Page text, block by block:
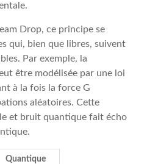
Drop, ce principe se
qui, bien que libres, suivent
Par exemple, la
être modélisée par une loi
à la fois la force G
aléatoires. Cette
et bruit quantique fait écho
Quantique